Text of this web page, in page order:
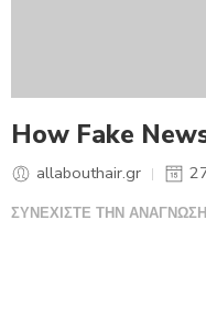
How Fake
allabouthair.gr
ΣΥΝΕΧΙΣΤΕ ΤΗΝ